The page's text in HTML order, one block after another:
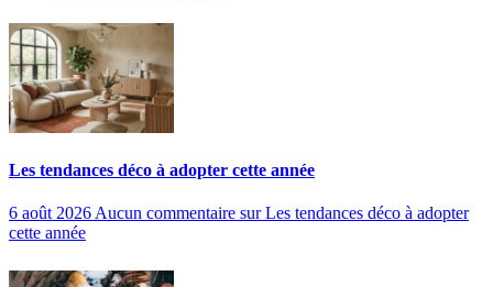
Les tendances déco à adopter cette année
6 août 2026 Aucun commentaire sur Les tendances déco à adopter
cette année